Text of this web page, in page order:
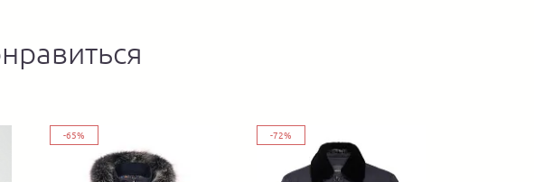
-65% -72%